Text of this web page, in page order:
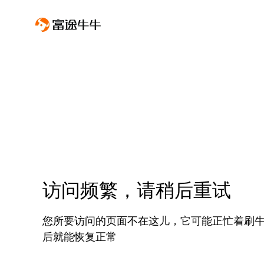
访问频繁，请稍后重试
您所要访问的页面不在这儿，它可能正忙着刷
后就能恢复正常